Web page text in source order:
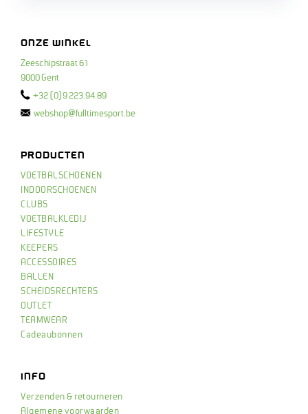
ONZE WINKEL
Zeeschipstraat 61
9000 Gent
+32 (0)9 223.94.89
webshop@fulltimesport.be
PRODUCTEN
VOETBALSCHOENEN
INDOORSCHOENEN
CLUBS
VOETBALKLEDIJ
LIFESTYLE
KEEPERS
ACCESSOIRES
BALLEN
SCHEIDSRECHTERS
OUTLET
TEAMWEAR
Cadeaubonnen
INFO
Verzenden & retourneren
Algemene voorwaarden